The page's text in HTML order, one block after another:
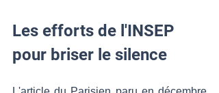
Les efforts de l'INSEP
pour briser le silence